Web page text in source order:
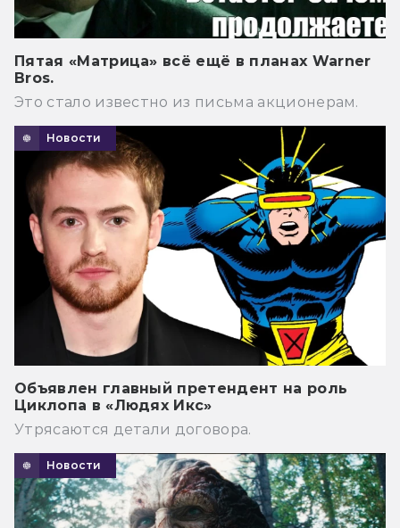
Пятая «Матрица» всё ещё в планах Warner
Bros.
Это стало известно из письма акционерам.
Новости
Объявлен главный претендент на роль
Циклопа в «Людях Икс»
Утрясаются детали договора.
Новости